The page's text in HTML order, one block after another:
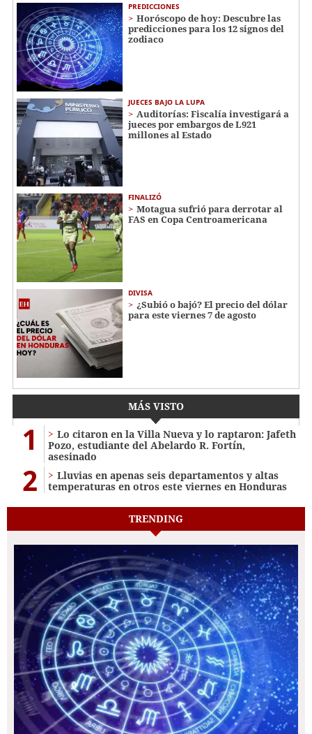
PREDICCIONES
Horóscopo de hoy: Descubre las
predicciones para los 12 signos del
zodiaco
JUECES BAJO LA LUPA
Auditorías: Fiscalía investigará a
jueces por embargos de L921
millones al Estado
FINALIZÓ
Motagua sufrió para derrotar al
FAS en Copa Centroamericana
DIVISA
¿Subió o bajó? El precio del dólar
para este viernes 7 de agosto
MÁS VISTO
1
Lo citaron en la Villa Nueva y lo raptaron: Jafeth
Pozo, estudiante del Abelardo R. Fortín,
asesinado
2
Lluvias en apenas seis departamentos y altas
temperaturas en otros este viernes en Honduras
TRENDING